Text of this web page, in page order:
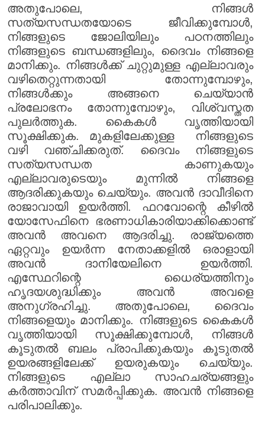
അതുപോലെ, നിങ്ങൾ
സത്യസന്ധതയോടെ ജീവിക്കുമ്പോൾ,
നിങ്ങളുടെ ജോലിയിലും പഠനത്തിലും
നിങ്ങളുടെ ബന്ധങ്ങളിലും, ദൈവം നിങ്ങളെ
മാനിക്കും. നിങ്ങൾക്ക് ചുറ്റുമുള്ള എല്ലാവരും
വഴിതെറ്റുന്നതായി തോന്നുമ്പോഴും,
നിങ്ങൾക്കും അങ്ങനെ ചെയ്യാൻ
പ്രലോഭനം തോന്നുമ്പോഴും, വിശ്വസ്തത
പുലർത്തുക. കൈകൾ വൃത്തിയായി
സൂക്ഷിക്കുക. മുകളിലേക്കുള്ള നിങ്ങളുടെ
വഴി വഞ്ചിക്കരുത്. ദൈവം നിങ്ങളുടെ
സത്യസന്ധത കാണുകയും
എല്ലാവരുടെയും മുന്നിൽ നിങ്ങളെ
ആദരിക്കുകയും ചെയ്യും. അവൻ ദാവീദിനെ
രാജാവായി ഉയർത്തി. ഫറവോന്റെ കീഴിൽ
യോസേഫിനെ ഭരണാധികാരിയാക്കിക്കൊണ്ട്
അവൻ അവനെ ആദരിച്ചു. രാജ്യത്തെ
ഏറ്റവും ഉയർന്ന നേതാക്കളിൽ ഒരാളായി
അവൻ ദാനിയേലിനെ ഉയർത്തി.
എസ്ഥേറിന്റെ ധൈര്യത്തിനും
ഹൃദയശുദ്ധിക്കും അവൻ അവളെ
അനുഗ്രഹിച്ചു. അതുപോലെ, ദൈവം
നിങ്ങളെയും മാനിക്കും. നിങ്ങളുടെ കൈകൾ
വൃത്തിയായി സൂക്ഷിക്കുമ്പോൾ, നിങ്ങൾ
കൂടുതൽ ബലം പ്രാപിക്കുകയും കൂടുതൽ
ഉയരങ്ങളിലേക്ക് ഉയരുകയും ചെയ്യും.
നിങ്ങളുടെ എല്ലാ സാഹചര്യങ്ങളും
കർത്താവിന് സമർപ്പിക്കുക. അവൻ നിങ്ങളെ
പരിപാലിക്കും.